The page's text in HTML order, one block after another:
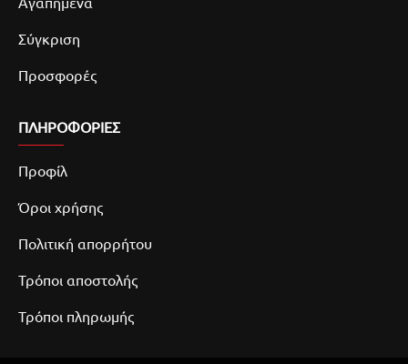
Σύγκριση
Προσφορές
ΠΛΗΡΟΦΟΡΙΕΣ
Προφίλ
Όροι χρήσης
Πολιτική απορρήτου
Τρόποι αποστολής
Τρόποι πληρωμής